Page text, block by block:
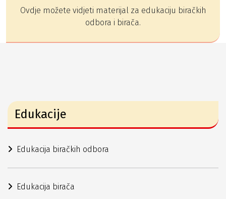
Ovdje možete vidjeti materijal za edukaciju biračkih
odbora i birača.
Edukacije
Edukacija biračkih odbora
Edukacija birača